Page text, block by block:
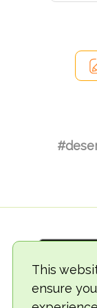
This
ensure